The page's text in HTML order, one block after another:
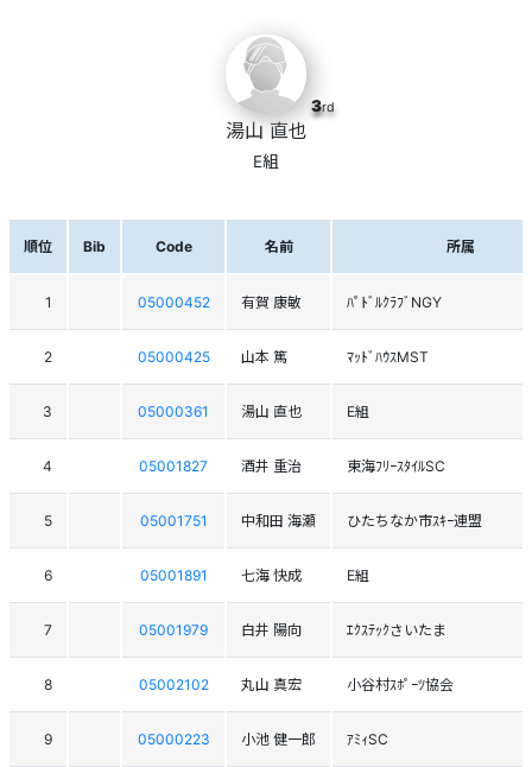
3rd
湯山 直也
E組
順位 Bib Code 名前 所属
1 05000452 有賀 康敏 ﾊﾟﾄﾞﾙｸﾗﾌﾞNGY
2 05000425 山本 篤 ﾏｯﾄﾞﾊｳｽMST
3 05000361 湯山 直也 E組
4 05001827 酒井 重治 東海ﾌﾘｰｽﾀｲﾙSC
5 05001751 中和田 海瀬 ひたちなか市ｽｷｰ連盟
6 05001891 七海 快成 E組
7 05001979 白井 陽向 ｴｸｽﾃｯｸさいたま
8 05002102 丸山 真宏 小谷村ｽﾎﾟｰﾂ協会
9 05000223 小池 健一郎 ｱﾐｨSC